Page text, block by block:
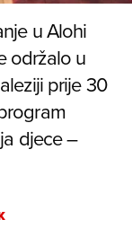
u Alohi
održalo u
prije 30
djece –